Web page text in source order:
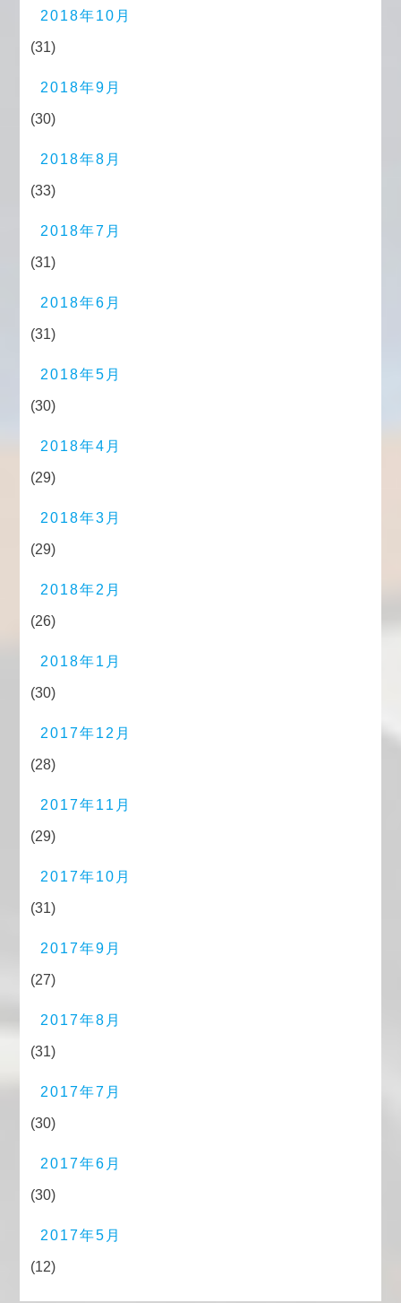
2018年10月
(31)
2018年9月
(30)
2018年8月
(33)
2018年7月
(31)
2018年6月
(31)
2018年5月
(30)
2018年4月
(29)
2018年3月
(29)
2018年2月
(26)
2018年1月
(30)
2017年12月
(28)
2017年11月
(29)
2017年10月
(31)
2017年9月
(27)
2017年8月
(31)
2017年7月
(30)
2017年6月
(30)
2017年5月
(12)